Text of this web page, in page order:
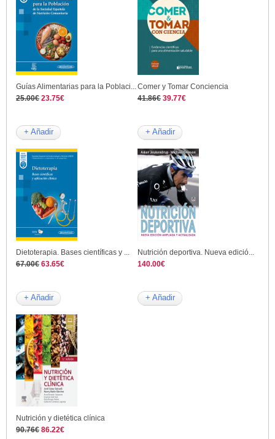
Guías Alimentarias para la Poblaci...
25.00€ 23.75€
+ Añadir
Comer y Tomar Conciencia
41.86€ 39.77€
+ Añadir
Dietoterapia. Bases científicas y ...
67.00€ 63.65€
+ Añadir
Nutrición deportiva. Nueva edició...
140.00€
+ Añadir
Nutrición y dietética clínica
90.76€ 86.22€